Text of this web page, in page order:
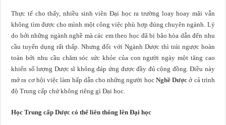
Thực tế cho thấy, nhiều sinh viên Đại học ra trường loay hoay mãi vẫn
không tìm được cho mình một công việc phù hợp đúng chuyên ngành. Lý
do bởi những ngành nghề mà các em theo học đã bị bão hòa dẫn đến nhu
cầu tuyển dụng rất thấp. Nhưng đối với Ngành Dược thì trái ngược hoàn
toàn bởi nhu cầu chăm sóc sức khỏe của con người ngày một tăng cao
khiến số lượng Dược sĩ không đáp ứng được đầy đủ cộng đồng. Điều này
mở ra cơ hội việc làm hấp dẫn cho những người học Nghề Dược ở cả trình
độ Trung cấp chứ không riêng gì Đại học.
Học Trung cấp Dược có thể liên thông lên Đại học